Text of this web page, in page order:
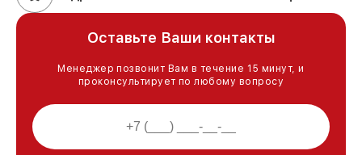
Оставьте Ваши контакты
Менеджер позвонит Вам в течение 15 минут, и
проконсультирует по любому вопросу